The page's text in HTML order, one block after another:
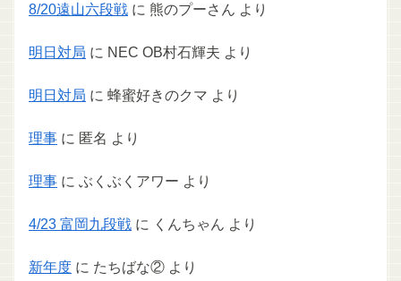
8/20遠山六段戦 に 熊のプーさん より
明日対局 に NEC OB村石輝夫 より
明日対局 に 蜂蜜好きのクマ より
理事 に 匿名 より
理事 に ぶくぶくアワー より
4/23 富岡九段戦 に くんちゃん より
新年度 に たちばな② より